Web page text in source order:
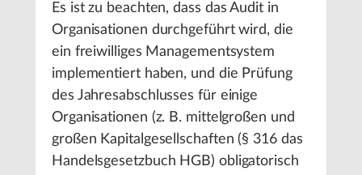
Es ist zu beachten, dass das Audit in
Organisationen durchgeführt wird, die
ein freiwilliges Managementsystem
implementiert haben, und die Prüfung
des Jahresabschlusses für einige
Organisationen (z. B. mittelgroßen und
großen Kapitalgesellschaften (§ 316 das
Handelsgesetzbuch HGB) obligatorisch